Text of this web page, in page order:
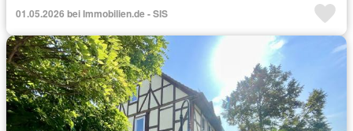
01.05.2026 bei Immobilien.de - SIS